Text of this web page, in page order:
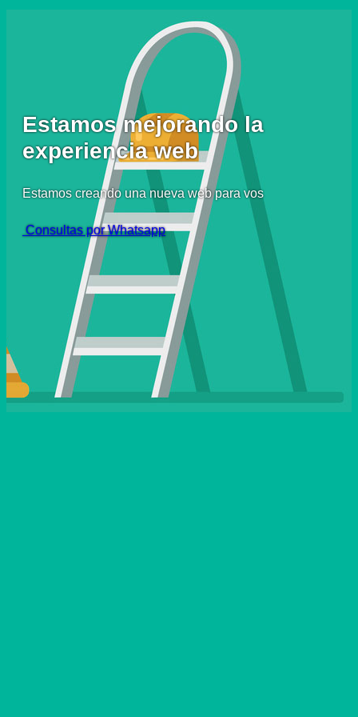
Estamos mejorando la
experiencia web
Estamos creando una nueva web para vos
Consultas por Whatsapp